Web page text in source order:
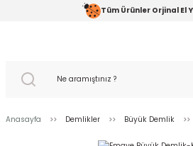
Tüm Ürünler Orjinal El
Anasayfa Demlikler Büyük Demlik